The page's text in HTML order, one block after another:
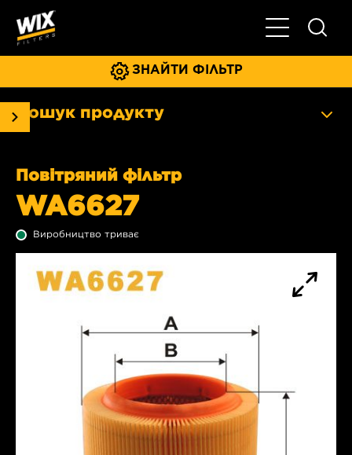
Увімкнути/
ЗНАЙТИ ФІЛЬТР
Пошук продукту
Повітряний фільтр
WA6627
Виробництво триває